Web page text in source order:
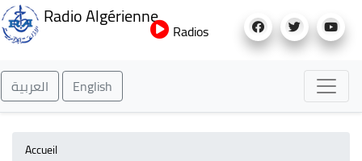
au
Radio Algérienne
Radios
العربية English
Accueil